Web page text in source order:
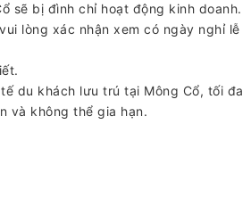
sẽ bị đình chỉ hoạt động kinh doanh.
lòng xác nhận xem có ngày nghỉ lễ
du khách lưu trú tại Mông Cổ, tối đa
và không thể gia hạn.